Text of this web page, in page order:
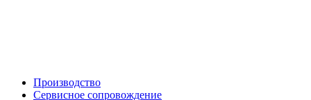
Производство
Сервисное сопровождение